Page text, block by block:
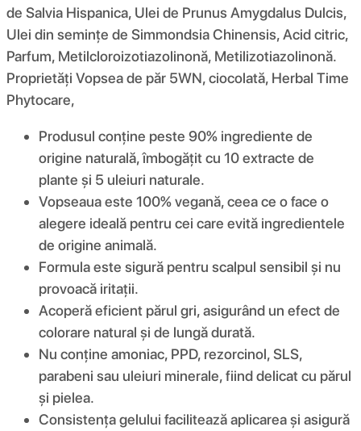
de Salvia Hispanica, Ulei de Prunus Amygdalus Dulcis,
Ulei din semințe de Simmondsia Chinensis, Acid citric,
Parfum, Metilcloroizotiazolinonă, Metilizotiazolinonă.
Proprietăți Vopsea de păr 5WN, ciocolată, Herbal Time
Phytocare,
Produsul conține peste 90% ingrediente de
origine naturală, îmbogățit cu 10 extracte de
plante și 5 uleiuri naturale.
Vopseaua este 100% vegană, ceea ce o face o
alegere ideală pentru cei care evită ingredientele
de origine animală.
Formula este sigură pentru scalpul sensibil și nu
provoacă iritații.
Acoperă eficient părul gri, asigurând un efect de
colorare natural și de lungă durată.
Nu conține amoniac, PPD, rezorcinol, SLS,
parabeni sau uleiuri minerale, fiind delicat cu părul
și pielea.
Consistența gelului facilitează aplicarea și asigură